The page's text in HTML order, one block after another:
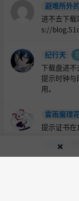
避难所外
进不去下
s://
纪行天
下载盘进不
提示时钟与
用。
雾雨魔理
提示证书
tpxxn